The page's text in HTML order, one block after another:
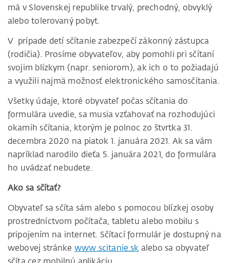
má v Slovenskej republike trvalý, prechodný, obvyklý
alebo tolerovaný pobyt.
V prípade detí sčítanie zabezpečí zákonný zástupca
(rodičia). Prosíme obyvateľov, aby pomohli pri sčítaní
svojim blízkym (napr. seniorom), ak ich o to požiadajú
a využili najmä možnosť elektronického samosčítania.
Všetky údaje, ktoré obyvateľ počas sčítania do
formulára uvedie, sa musia vzťahovať na rozhodujúci
okamih sčítania, ktorým je polnoc zo štvrtka 31.
decembra 2020 na piatok 1. januára 2021. Ak sa vám
napríklad narodilo dieťa 5. januára 2021, do formulára
ho uvádzať nebudete.
Ako sa sčítať?
Obyvateľ sa sčíta sám alebo s pomocou blízkej osoby
prostredníctvom počítača, tabletu alebo mobilu s
pripojením na internet. Sčítací formulár je dostupný na
webovej stránkewww.scitanie.sk alebo sa obyvateľ